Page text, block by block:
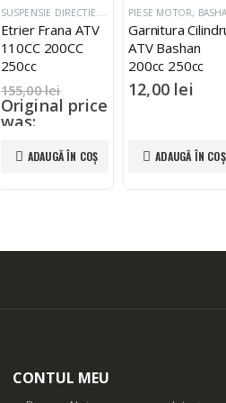
,BASHAN SHINERAY ZONGSHEN LONCIN
,ETRIERE FRANA
Etrier Frana ATV
110CC 200CC
250cc
155,00lei
Original price
was:
115,00lei
Current price
ADAUGĂ ÎN COȘ
PIESE MOTOR, BASHAN SHINERAY ZONGSHEN LONCIN
Garnitura
ATV Bashan
200cc 250cc
62.9mm
12,00 lei
ADAUGĂ ÎN COȘ
CONTUL MEU